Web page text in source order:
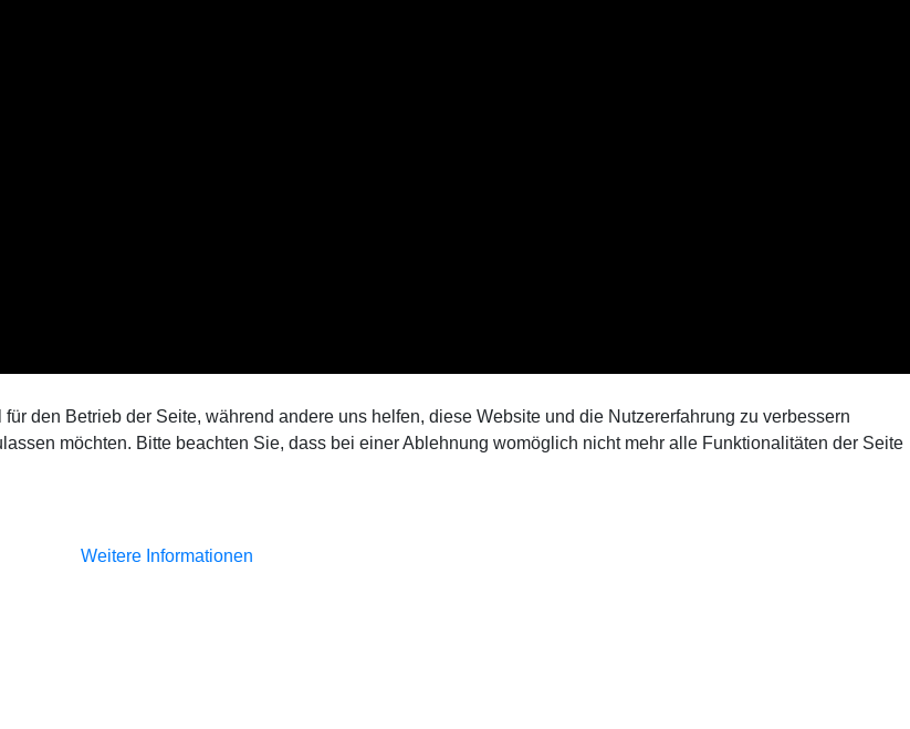
den Betrieb der Seite, während andere uns helfen, diese Website und die Nutzererfahrung zu verbessern
möchten. Bitte beachten Sie, dass bei einer Ablehnung womöglich nicht mehr alle Funktionalitäten der Seite
Weitere Informationen